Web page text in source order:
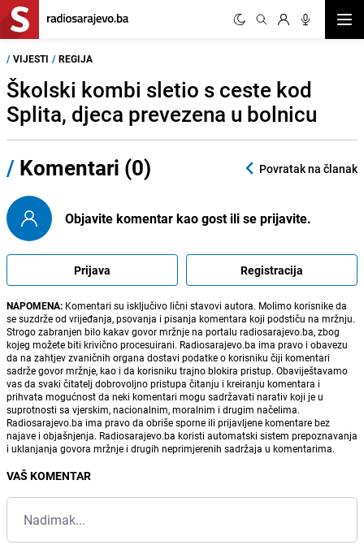
/ VIJESTI / REGIJA
Školski kombi sletio s ceste kod
Splita, djeca prevezena u bolnicu
/ Komentari (0) Povratak na članak
Objavite komentar kao gost ili se prijavite.
Prijava Registracija
NAPOMENA: Komentari su isključivo lični stavovi autora. Molimo korisnike da
se suzdrže od vrijeđanja, psovanja i pisanja komentara koji podstiču na mržnju.
Strogo zabranjen bilo kakav govor mržnje na portalu radiosarajevo.ba, zbog
kojeg možete biti krivično procesuirani. Radiosarajevo.ba ima pravo i obavezu
da na zahtjev zvaničnih organa dostavi podatke o korisniku čiji komentari
sadrže govor mržnje, kao i da korisniku trajno blokira pristup. Obaviještavamo
vas da svaki čitatelj dobrovoljno pristupa čitanju i kreiranju komentara i
prihvata mogućnost da neki komentari mogu sadržavati narativ koji je u
suprotnosti sa vjerskim, nacionalnim, moralnim i drugim načelima.
Radiosarajevo.ba ima pravo da obriše sporne ili prijavljene komentare bez
najave i objašnjenja. Radiosarajevo.ba koristi automatski sistem prepoznavanja
i uklanjanja govora mržnje i drugih neprimjerenih sadržaja u komentarima.
VAŠ KOMENTAR